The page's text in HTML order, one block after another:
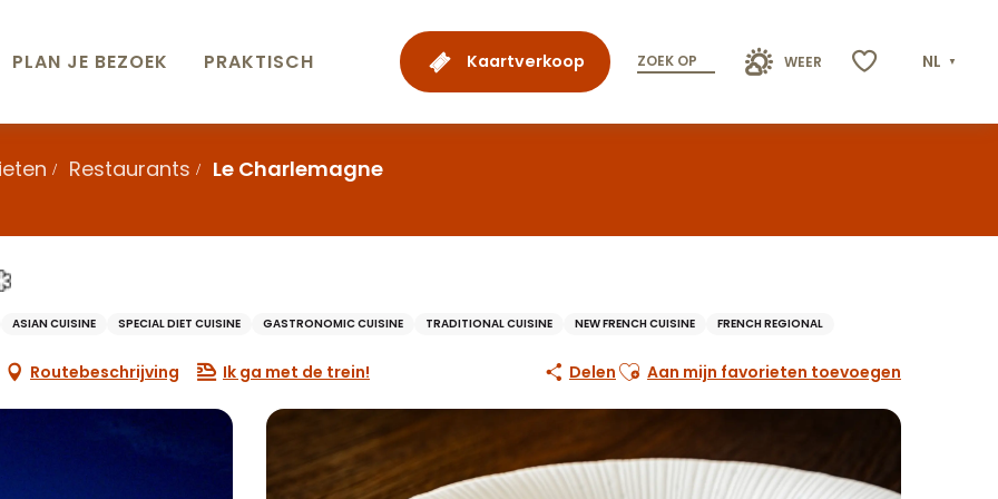
Kaartverkoop ZOEK OP WEER NL
PLAN JE BEZOEK PRAKTISCH
Restaurants Le Charlemagne
ASIAN CUISINE SPECIAL DIET CUISINE GASTRONOMIC CUISINE TRADITIONAL CUISINE NEW FRENCH CUISINE FRENCH REGIONAL
Routebeschrijving Ik ga met de trein! Delen Ajouter aux favoris
Aan mijn favorieten toevoegen